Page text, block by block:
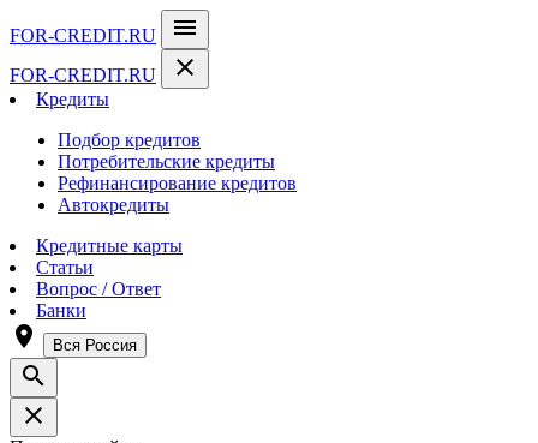
FOR-CREDIT.RU menu
FOR-CREDIT.RU close
Кредиты
Подбор кредитов
Потребительские кредиты
Рефинансирование кредитов
Автокредиты
Кредитные карты
Статьи
Вопрос / Ответ
Банки
room Вся Россия
search
close